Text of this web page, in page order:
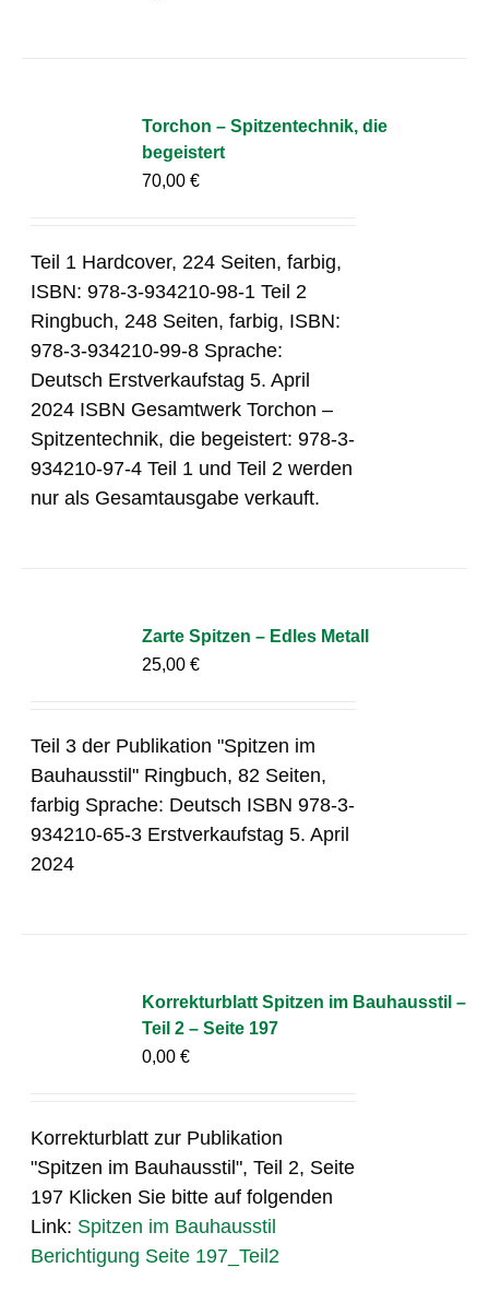
Torchon – Spitzentechnik, die
begeistert
70,00€
Teil 1 Hardcover, 224 Seiten, farbig,
ISBN: 978-3-934210-98-1 Teil 2
Ringbuch, 248 Seiten, farbig, ISBN:
978-3-934210-99-8 Sprache:
Deutsch Erstverkaufstag 5. April
2024 ISBN Gesamtwerk Torchon –
Spitzentechnik, die begeistert: 978-3-
934210-97-4 Teil 1 und Teil 2 werden
nur als Gesamtausgabe verkauft.
Zarte Spitzen – Edles Metall
25,00€
Teil 3 der Publikation "Spitzen im
Bauhausstil" Ringbuch, 82 Seiten,
farbig Sprache: Deutsch ISBN 978-3-
934210-65-3 Erstverkaufstag 5. April
2024
Korrekturblatt Spitzen im Bauhausstil –
Teil 2 – Seite 197
0,00€
Korrekturblatt zur Publikation
"Spitzen im Bauhausstil", Teil 2, Seite
197 Klicken Sie bitte auf folgenden
Link: Spitzen im Bauhausstil
Berichtigung Seite 197_Teil2